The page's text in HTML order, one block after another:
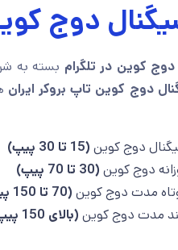
دوج
دوج کوین در تلگرام بسته به
دوج کوین تاپ بروکر ایران
دوج کوین (15 تا 30 پیپ)
دوج کوین (30 تا 70 پیپ)
مدت دوج کوین (70 تا 150 پیپ)
مدت دوج کوین (بالای 150 پیپ)